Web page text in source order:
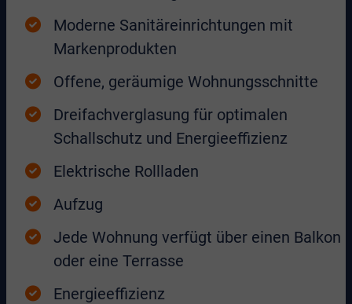
Moderne Sanitäreinrichtungen mit
Markenprodukten
Offene, geräumige Wohnungsschnitte
Dreifachverglasung für optimalen
Schallschutz und Energieeffizienz
Elektrische Rollladen
Aufzug
Jede Wohnung verfügt über einen Balkon
oder eine Terrasse
Energieeffizienz